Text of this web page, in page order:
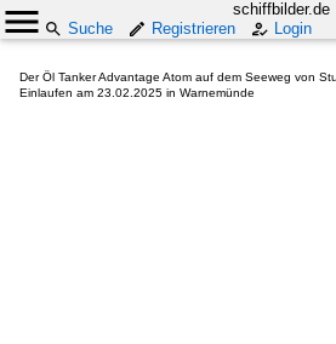
schiffbilder.de
Suche
Registrieren Login
Der Öl Tanker Advantage Atom auf dem Seeweg von
Einlaufen am 23.02.2025 in Warnemünde